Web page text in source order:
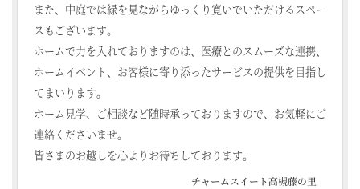
また、中庭では緑を見ながらゆっくり寛いでいただけるスペー
スもございます。
ホームで力を入れておりますのは、医療とのスムーズな連携、
ホームイベント、お客様に寄り添ったサービスの提供を目指し
てまいります。
ホーム見学、ご相談など随時承っておりますので、お気軽にご
連絡くださいませ。
皆さまのお越しを心よりお待ちしております。
チャームスイート高槻藤の里